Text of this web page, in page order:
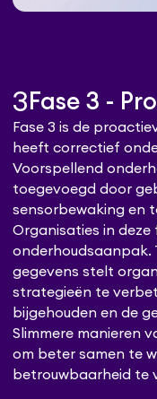
3 Fase 3 -
Fase 3 is de
heeft correctief
Voorspellend
toegevoegd door
sensorbewaking en
Organisaties in
onderhoudsaanpak.
gegevens stelt
strategieën te
bijgehouden en de
Slimmere manieren
om beter samen te
betrouwbaarheid te